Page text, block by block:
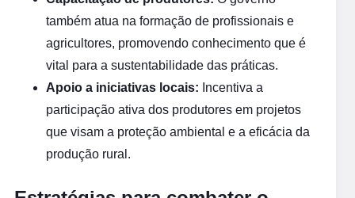
também atua na formação de profissionais e
agricultores, promovendo conhecimento que é
vital para a sustentabilidade das práticas.
Apoio a iniciativas locais: Incentiva a
participação ativa dos produtores em projetos
que visam a proteção ambiental e a eficácia da
produção rural.